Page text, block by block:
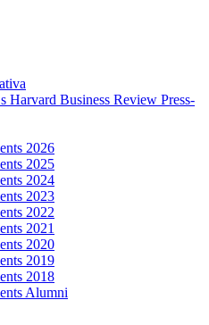
Harvard Business Review Press-
2026
2025
2024
2023
2022
2021
2020
2019
2018
Alumni